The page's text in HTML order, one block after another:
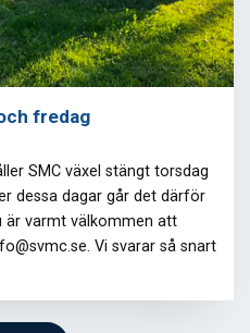
fredag
SMC växel stängt torsdag
dessa dagar går det därför
är varmt välkommen att
Vi svarar så snart